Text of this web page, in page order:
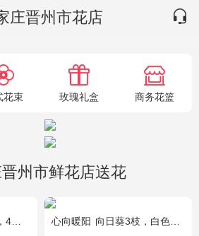
庄晋州市花店
花束 玫瑰礼盒 商务花篮
州市鲜花店送花
配草搭配 心向暖阳 向日葵3枝，白色洋桔梗0.5扎，绿色小雏菊2枝，雪柳0.1扎